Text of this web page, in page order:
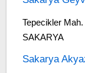
Tepecikler
SAKARYA
Sakarya